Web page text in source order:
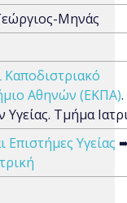
Μηνάς
Καποδιστριακό
Αθηνών (ΕΚΠΑ)
Υγείας. Τμήμα
Επιστήμες Υγείας